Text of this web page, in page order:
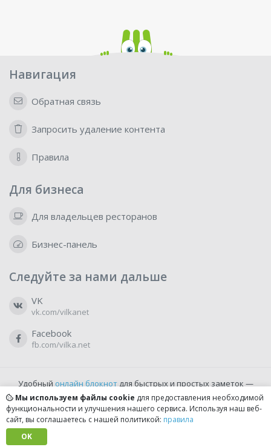
Навигация
Обратная связь
Запросить удаление контента
Правила
Для бизнеса
Для владельцев ресторанов
Бизнес-панель
Следуйте за нами дальше
VK
vk.com/vilkanet
Facebook
fb.com/vilka.net
Удобный онлайн блокнотдля быстрых и простых заметок —
бесплатно и доступно прямо из браузера.
Мы используем файлы cookie для предоставления необходимой
функциональности и улучшения нашего сервиса. Используя наш веб-
сайт, вы соглашаетесь с нашей политикой: правила
OK